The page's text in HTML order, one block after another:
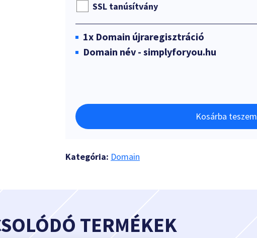
SSL tanúsítvány
1x Domain újraregisztráció
Domain név - simplyforyou.hu
Kosárba teszem
Kategória: Domain
TERMÉKEK